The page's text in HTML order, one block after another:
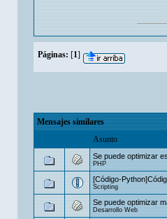
Páginas: [1]
Mensajes similares
Asunto
Se puede optimizar
PHP
[Código-
Scripting
Se puede optimizar
Desarrollo Web